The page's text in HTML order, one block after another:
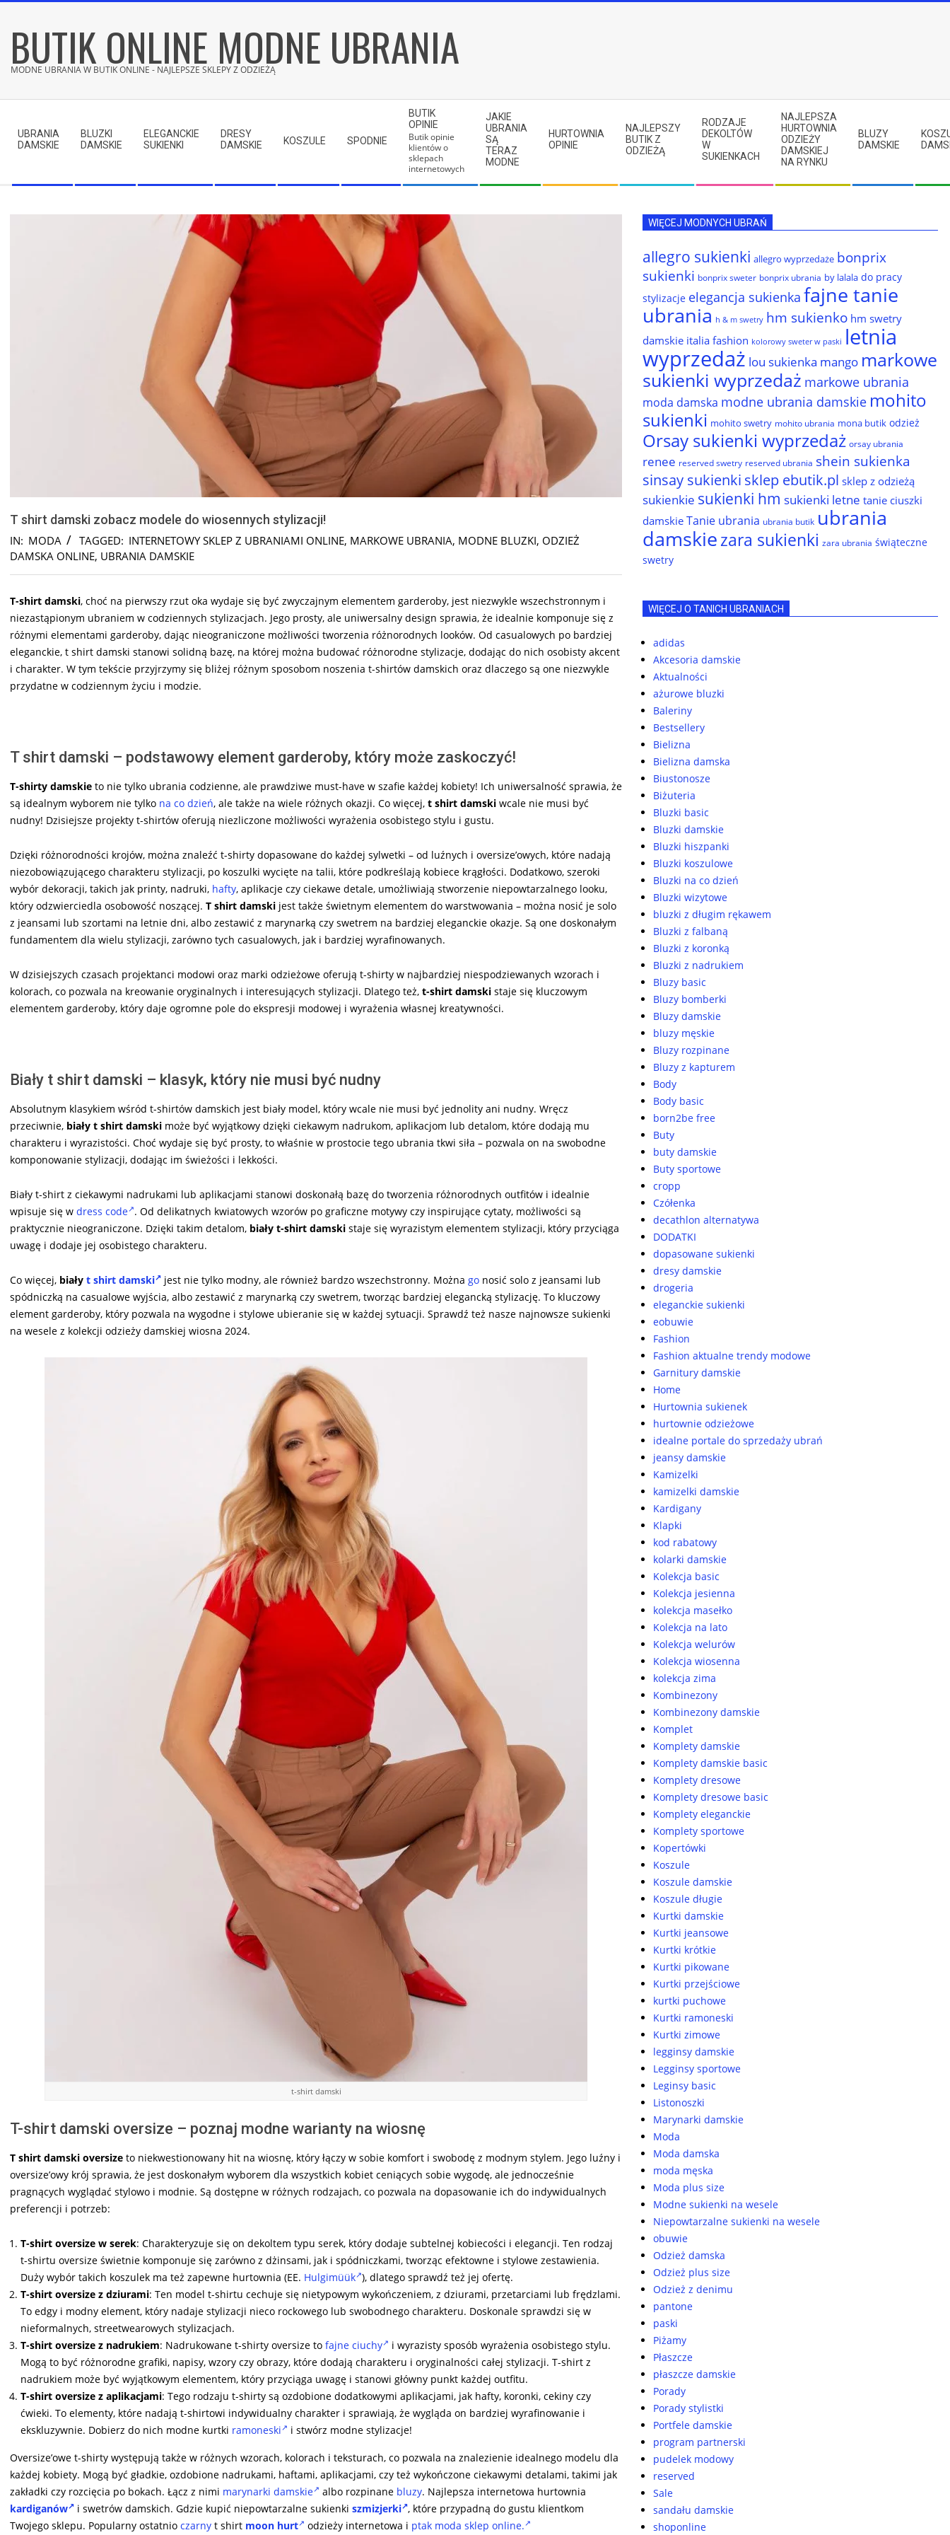
contentBUTIK ONLINE MODNE UBRANIA
MODNE UBRANIA W BUTIK ONLINE - NAJLEPSZE SKLEPY Z ODZIEŻĄ
Menu
UBRANIA
DAMSKIE
BLUZKI
DAMSKIE
ELEGANCKIE
SUKIENKI
DRESY
DAMSKIE
KOSZULE SPODNIE
BUTIK
OPINIE
Butik opinie
klientów o
sklepach
internetowych
JAKIE
UBRANIA
SĄ
TERAZ
MODNE
HURTOWNIA
OPINIE
NAJLEPSZY
BUTIK Z
ODZIEŻĄ
RODZAJE
DEKOLTÓW
W
SUKIENKACH
NAJLEPSZA
HURTOWNIA
ODZIEŻY
DAMSKIEJ
NA RYNKU
BLUZY
DAMSKIE
T shirt damski zobacz modele do wiosennych stylizacji!
IN: MODA TAGGED: INTERNETOWY SKLEP Z UBRANIAMI ONLINE, MARKOWE UBRANIA, MODNE BLUZKI, ODZIEŻ
DAMSKA ONLINE, UBRANIA DAMSKIE
T-shirt damski, choć na pierwszy rzut oka wydaje się być zwyczajnym elementem garderoby, jest niezwykle wszechstronnym i
niezastąpionym ubraniem w codziennych stylizacjach. Jego prosty, ale uniwersalny design sprawia, że idealnie komponuje się z
różnymi elementami garderoby, dając nieograniczone możliwości tworzenia różnorodnych looków. Od casualowych po bardziej
eleganckie, t shirt damski stanowi solidną bazę, na której można budować różnorodne stylizacje, dodając do nich osobisty akcent
i charakter. W tym tekście przyjrzymy się bliżej różnym sposobom noszenia t-shirtów damskich oraz dlaczego są one niezwykle
przydatne w codziennym życiu i modzie.
T shirt damski – podstawowy element garderoby, który może zaskoczyć!
T-shirty damskie to nie tylko ubrania codzienne, ale prawdziwe must-have w szafie każdej kobiety! Ich uniwersalność sprawia, że
są idealnym wyborem nie tylko na co dzień, ale także na wiele różnych okazji. Co więcej, t shirt damski wcale nie musi być
nudny! Dzisiejsze projekty t-shirtów oferują niezliczone możliwości wyrażenia osobistego stylu i gustu.
Dzięki różnorodności krojów, można znaleźć t-shirty dopasowane do każdej sylwetki – od luźnych i oversize’owych, które nadają
niezobowiązującego charakteru stylizacji, po koszulki wycięte na talii, które podkreślają kobiece krągłości. Dodatkowo, szeroki
wybór dekoracji, takich jak printy, nadruki, hafty, aplikacje czy ciekawe detale, umożliwiają stworzenie niepowtarzalnego looku,
który odzwierciedla osobowość noszącej. T shirt damski jest także świetnym elementem do warstwowania – można nosić je solo
z jeansami lub szortami na letnie dni, albo zestawić z marynarką czy swetrem na bardziej eleganckie okazje. Są one doskonałym
fundamentem dla wielu stylizacji, zarówno tych casualowych, jak i bardziej wyrafinowanych.
W dzisiejszych czasach projektanci modowi oraz marki odzieżowe oferują t-shirty w najbardziej niespodziewanych wzorach i
kolorach, co pozwala na kreowanie oryginalnych i interesujących stylizacji. Dlatego też, t-shirt damski staje się kluczowym
elementem garderoby, który daje ogromne pole do ekspresji modowej i wyrażenia własnej kreatywności.
Biały t shirt damski – klasyk, który nie musi być nudny
Absolutnym klasykiem wśród t-shirtów damskich jest biały model, który wcale nie musi być jednolity ani nudny. Wręcz
przeciwnie, biały t shirt damski może być wyjątkowy dzięki ciekawym nadrukom, aplikacjom lub detalom, które dodają mu
charakteru i wyrazistości. Choć wydaje się być prosty, to właśnie w prostocie tego ubrania tkwi siła – pozwala on na swobodne
komponowanie stylizacji, dodając im świeżości i lekkości.
Biały t-shirt z ciekawymi nadrukami lub aplikacjami stanowi doskonałą bazę do tworzenia różnorodnych outfitów i idealnie
wpisuje się w dress code . Od delikatnych kwiatowych wzorów po graficzne motywy czy inspirujące cytaty, możliwości są
praktycznie nieograniczone. Dzięki takim detalom, biały t-shirt damski staje się wyrazistym elementem stylizacji, który przyciąga
uwagę i dodaje jej osobistego charakteru.
Co więcej, biały t shirt damski jest nie tylko modny, ale również bardzo wszechstronny. Można go nosić solo z jeansami lub
spódniczką na casualowe wyjścia, albo zestawić z marynarką czy swetrem, tworząc bardziej elegancką stylizację. To kluczowy
element garderoby, który pozwala na wygodne i stylowe ubieranie się w każdej sytuacji. Sprawdź też nasze najnowsze sukienki
na wesele z kolekcji odzieży damskiej wiosna 2024.
t-shirt damski
T-shirt damski oversize – poznaj modne warianty na wiosnę
T shirt damski oversize to niekwestionowany hit na wiosnę, który łączy w sobie komfort i swobodę z modnym stylem. Jego luźny i
oversize’owy krój sprawia, że jest doskonałym wyborem dla wszystkich kobiet ceniących sobie wygodę, ale jednocześnie
pragnących wyglądać stylowo i modnie. Są dostępne w różnych rodzajach, co pozwala na dopasowanie ich do indywidualnych
preferencji i potrzeb:
T-shirt oversize w serek: Charakteryzuje się on dekoltem typu serek, który dodaje subtelnej kobiecości i elegancji. Ten rodzaj
t-shirtu oversize świetnie komponuje się zarówno z dżinsami, jak i spódniczkami, tworząc efektowne i stylowe zestawienia.
Duży wybór takich koszulek ma też zapewne hurtownia (EE. Hulgimüük ), dlatego sprawdź też jej ofertę.
T-shirt oversize z dziurami: Ten model t-shirtu cechuje się nietypowym wykończeniem, z dziurami, przetarciami lub frędzlami.
To edgy i modny element, który nadaje stylizacji nieco rockowego lub swobodnego charakteru. Doskonale sprawdzi się w
nieformalnych, streetwearowych stylizacjach.
T-shirt oversize z nadrukiem: Nadrukowane t-shirty oversize to fajne ciuchy
i wyrazisty sposób wyrażenia osobistego stylu.
Mogą to być różnorodne grafiki, napisy, wzory czy obrazy, które dodają charakteru i oryginalności całej stylizacji. T-shirt z
nadrukiem może być wyjątkowym elementem, który przyciąga uwagę i stanowi główny punkt każdej outfitu.
T-shirt oversize z aplikacjami: Tego rodzaju t-shirty są ozdobione dodatkowymi aplikacjami, jak hafty, koronki, cekiny czy
ćwieki. To elementy, które nadają t-shirtowi indywidualny charakter i sprawiają, że wygląda on bardziej wyrafinowanie i
ekskluzywnie. Dobierz do nich modne kurtki ramoneski i stwórz modne stylizacje!
Oversize’owe t-shirty występują także w różnych wzorach, kolorach i teksturach, co pozwala na znalezienie idealnego modelu dla
każdej kobiety. Mogą być gładkie, ozdobione nadrukami, haftami, aplikacjami, czy też wykończone ciekawymi detalami, takimi jak
zakładki czy rozcięcia po bokach. Łącz z nimi marynarki damskie albo rozpinane bluzy. Najlepsza internetowa hurtownia
kardiganów
i swetrów damskich. Gdzie kupić niepowtarzalne sukienki szmizjerki , które przypadną do gustu klientkom
Twojego sklepu. Popularny ostatnio czarny t shirt moon hurt odzieży internetowa i ptak moda sklep online.
WIĘCEJ MODNYCH UBRAŃ
allegro sukienki allegro wyprzedaże bonprix
sukienki bonprix sweter bonprix ubrania by lalala do pracy
stylizacje elegancja sukienka fajne tanie
ubrania h & m swetry hm sukienko hm swetry
damskie italia fashion kolorowy sweter w paski letnia
wyprzedaż lou sukienka mango markowe
sukienki wyprzedaż markowe ubrania
moda damska modne ubrania damskie mohito
sukienki mohito swetry mohito ubrania mona butik odzież
Orsay sukienki wyprzedaż orsay ubrania
renee reserved swetry reserved ubrania shein sukienka
sinsay sukienki sklep ebutik.pl sklep z odzieżą
sukienkie sukienki hm sukienki letne tanie ciuszki
damskie Tanie ubrania ubrania butik ubrania
damskiezara sukienki zara ubrania świąteczne
swetry
WIĘCEJ O TANICH UBRANIACH
adidas
Akcesoria damskie
Aktualności
ażurowe bluzki
Baleriny
Bestsellery
Bielizna
Bielizna damska
Biustonosze
Biżuteria
Bluzki basic
Bluzki damskie
Bluzki hiszpanki
Bluzki koszulowe
Bluzki na co dzień
Bluzki wizytowe
bluzki z długim rękawem
Bluzki z falbaną
Bluzki z koronką
Bluzki z nadrukiem
Bluzy basic
Bluzy bomberki
Bluzy damskie
bluzy męskie
Bluzy rozpinane
Bluzy z kapturem
Body
Body basic
born2be free
Buty
buty damskie
Buty sportowe
cropp
Czółenka
decathlon alternatywa
DODATKI
dopasowane sukienki
dresy damskie
drogeria
eleganckie sukienki
eobuwie
Fashion
Fashion aktualne trendy modowe
Garnitury damskie
Home
Hurtownia sukienek
hurtownie odzieżowe
idealne portale do sprzedaży ubrań
jeansy damskie
Kamizelki
kamizelki damskie
Kardigany
Klapki
kod rabatowy
kolarki damskie
Kolekcja basic
Kolekcja jesienna
kolekcja masełko
Kolekcja na lato
Kolekcja welurów
Kolekcja wiosenna
kolekcja zima
Kombinezony
Kombinezony damskie
Komplet
Komplety damskie
Komplety damskie basic
Komplety dresowe
Komplety dresowe basic
Komplety eleganckie
Komplety sportowe
Kopertówki
Koszule
Koszule damskie
Koszule długie
Kurtki damskie
Kurtki jeansowe
Kurtki krótkie
Kurtki pikowane
Kurtki przejściowe
kurtki puchowe
Kurtki ramoneski
Kurtki zimowe
legginsy damskie
Legginsy sportowe
Leginsy basic
Listonoszki
Marynarki damskie
Moda
Moda damska
moda męska
Moda plus size
Modne sukienki na wesele
Niepowtarzalne sukienki na wesele
obuwie
Odzież damska
Odzież plus size
Odzież z denimu
pantone
paski
Piżamy
Płaszcze
płaszcze damskie
Porady
Porady stylistki
Portfele damskie
program partnerski
pudelek modowy
reserved
Sale
sandału damskie
shoponline